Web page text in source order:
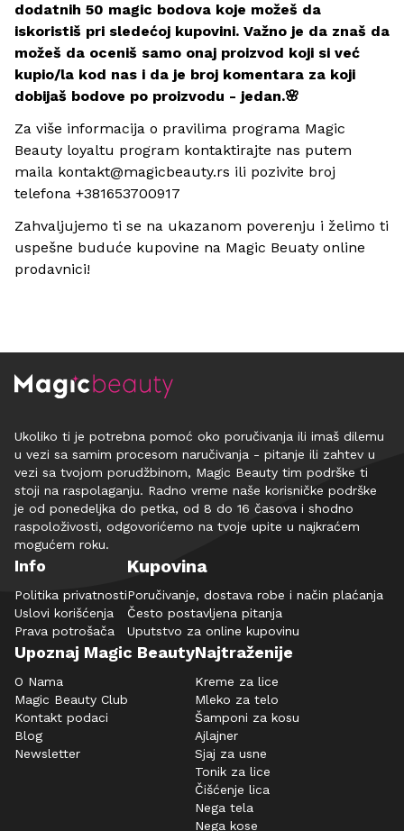
dodatnih 50 magic bodova koje možeš da
iskoristiš pri sledećoj kupovini. Važno je da znaš da
možeš da oceniš samo onaj proizvod koji si već
kupio/la kod nas i da je broj komentara za koji
dobijaš bodove po proizvodu - jedan.🌸
Za više informacija o pravilima programa Magic
Beauty loyaltu program kontaktirajte nas putem
maila kontakt@magicbeauty.rs ili pozivite broj
telefona +381653700917
Zahvaljujemo ti se na ukazanom poverenju i želimo ti
uspešne buduće kupovine na Magic Beuaty online
prodavnici!
Ukoliko ti je potrebna pomoć oko poručivanja ili imaš dilemu
u vezi sa samim procesom naručivanja - pitanje ili zahtev u
vezi sa tvojom porudžbinom, Magic Beauty tim podrške ti
stoji na raspolaganju. Radno vreme naše korisničke podrške
je od ponedeljka do petka, od 8 do 16 časova i shodno
raspoloživosti, odgovorićemo na tvoje upite u najkraćem
mogućem roku.
Info
Politika privatnosti
Uslovi korišćenja
Prava potrošača
Kupovina
Poručivanje, dostava robe i način plaćanja
Često postavljena pitanja
Uputstvo za online kupovinu
Upoznaj Magic Beauty
O Nama
Magic Beauty Club
Kontakt podaci
Blog
Newsletter
Najtraženije
Kreme za lice
Mleko za telo
Šamponi za kosu
Ajlajner
Sjaj za usne
Tonik za lice
Čišćenje lica
Nega tela
Nega kose